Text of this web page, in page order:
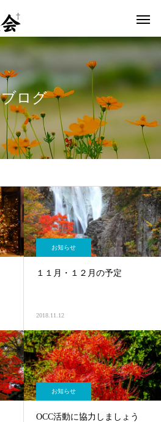
ブログ
お知らせ
１１月・１２月の予定
2018.11.12
お知らせ
OCC活動に協力しましょう